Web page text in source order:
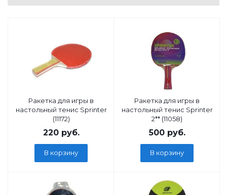
Ракетка для игры в
настольный тенис Sprinter
(11172)
220руб.
В корзину
Ракетка для игры в
настольный тенис Sprinter
2** (11058)
500руб.
В корзину